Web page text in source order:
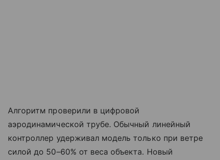
Алгоритм проверили в цифровой
аэродинамической трубе. Обычный линейный
контроллер удерживал модель только при ветре
силой до 50–60% от веса объекта. Новый